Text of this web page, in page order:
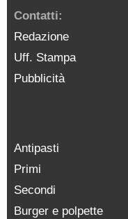
Contatti:
Redazione
Uff. Stampa
Pubblicità
Antipasti
Primi
Secondi
Burger e polpette